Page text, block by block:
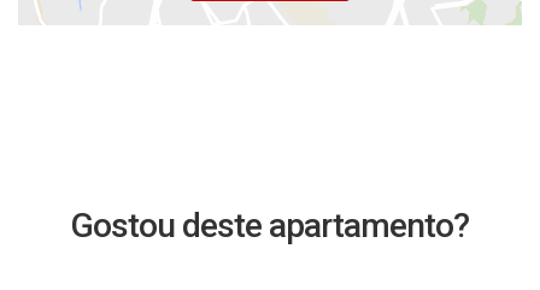
Gostou deste apartamento?